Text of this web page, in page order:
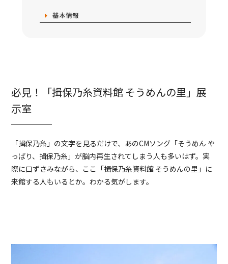
基本情報
必見！「揖保乃糸資料館 そうめんの里」展
示室
「揖保乃糸」の文字を見るだけで、あのCMソング「そうめん や
っぱり、揖保乃糸」が脳内再生されてしまう人も多いはず。実
際に口ずさみながら、ここ「揖保乃糸資料館 そうめんの里」に
来館する人もいるとか。わかる気がします。